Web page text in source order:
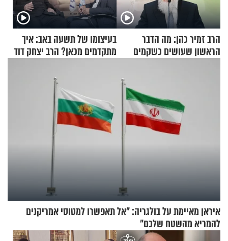
הרב זמיר כהן: מה הדבר
הראשון שעושים כשקמים
בעיצומו של תשעה באב: איך
מתקדמים מכאן? הרב יצחק דוד
איראן מאיימת על בולגריה: "אל תאפשרו למטוסי אמריקנים
להמריא מהשטח שלכם"